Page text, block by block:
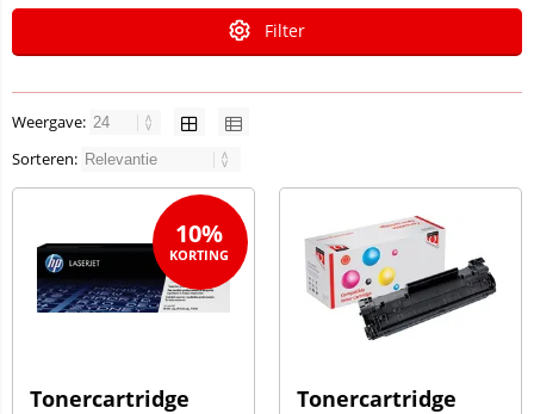
Filter
Weergave:
Sorteren:
Tonercartridge
10%
Tonercartridge